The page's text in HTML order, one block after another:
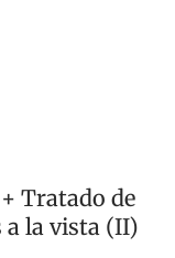
Tratado de
a la vista (II)